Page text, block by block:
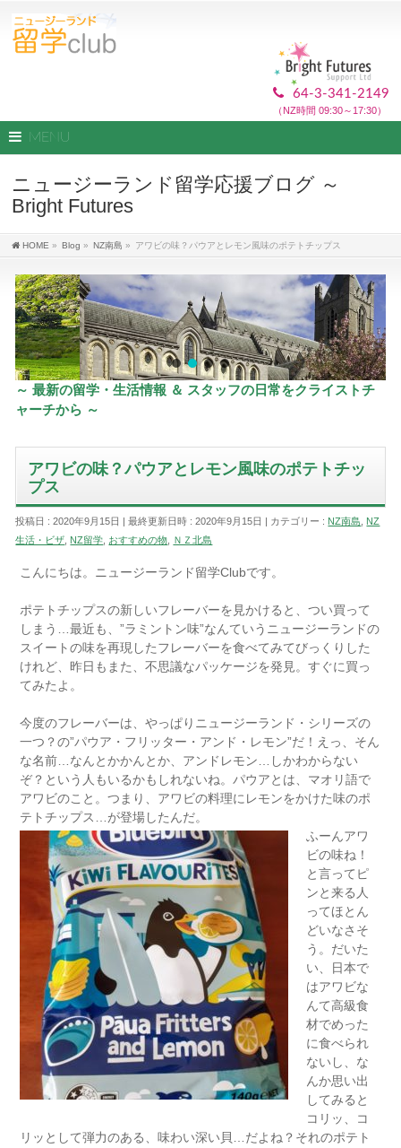
64-3-341-2149
（NZ時間 09:30～17:30）
MENU
ニュージーランド留学応援ブログ ～
Bright Futures
HOME » Blog » NZ南島 » アワビの味？パウアとレモン風味のポテトチップス
～ 最新の留学・生活情報 ＆ スタッフの日常をクライストチ
ャーチから ～
アワビの味？パウアとレモン風味のポテトチッ
プス
投稿日 : 2020年9月15日 最終更新日時 : 2020年9月15日 カテゴリー : NZ南島
NZ
生活・ビザ NZ留学 おすすめの物 ＮＺ北島
こんにちは。ニュージーランド留学Clubです。
ポテトチップスの新しいフレーバーを見かけると、つい買って
しまう…最近も、”ラミントン味”なんていうニュージーランドの
スイートの味を再現したフレーバーを食べてみてびっくりした
けれど、昨日もまた、不思議なパッケージを発見。すぐに買っ
てみたよ。
今度のフレーバーは、やっぱりニュージーランド・シリーズの
一つ？の”パウア・フリッター・アンド・レモン”だ！えっ、そん
な名前…なんとかかんとか、アンドレモン…しかわからない
ぞ？という人もいるかもしれないね。パウアとは、マオリ語で
アワビのこと。つまり、アワビの料理にレモンをかけた味のポ
テトチップス…が登場したんだ。
ふーんアワ
ビの味ね！
と言ってピ
ンと来る人
ってほとん
どいなさそ
う。だいた
い、日本で
はアワビな
んて高級食
材でめった
に食べられ
ないし、な
んか思い出
してみると
コリッ、コ
リッとして弾力のある、味わい深い貝…だよね？それのポテト